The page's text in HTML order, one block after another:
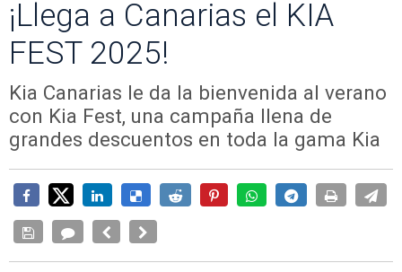
¡Llega a Canarias el KIA
FEST 2025!
Kia Canarias le da la bienvenida al verano
con Kia Fest, una campaña llena de
grandes descuentos en toda la gama Kia